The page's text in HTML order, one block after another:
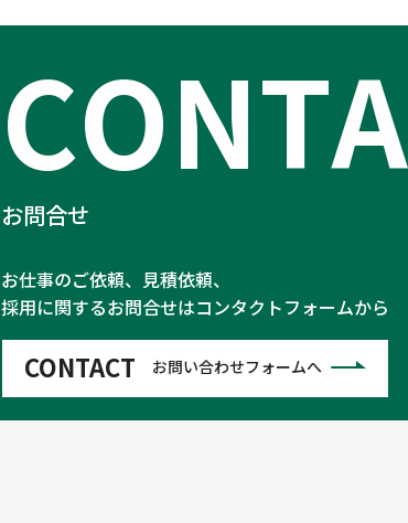
CONTA
お問合せ
お仕事のご依頼、見積依頼、
採用に関するお問合せはコンタクトフォームから
CONTACT お問い合わせフォームへ